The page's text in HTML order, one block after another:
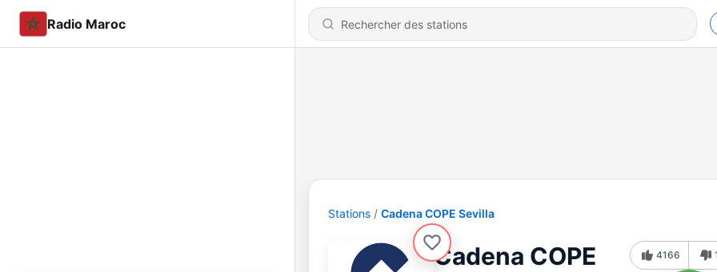
Radio Maroc
Stations Cadena COPE Sevilla
Cadena COPE
4166